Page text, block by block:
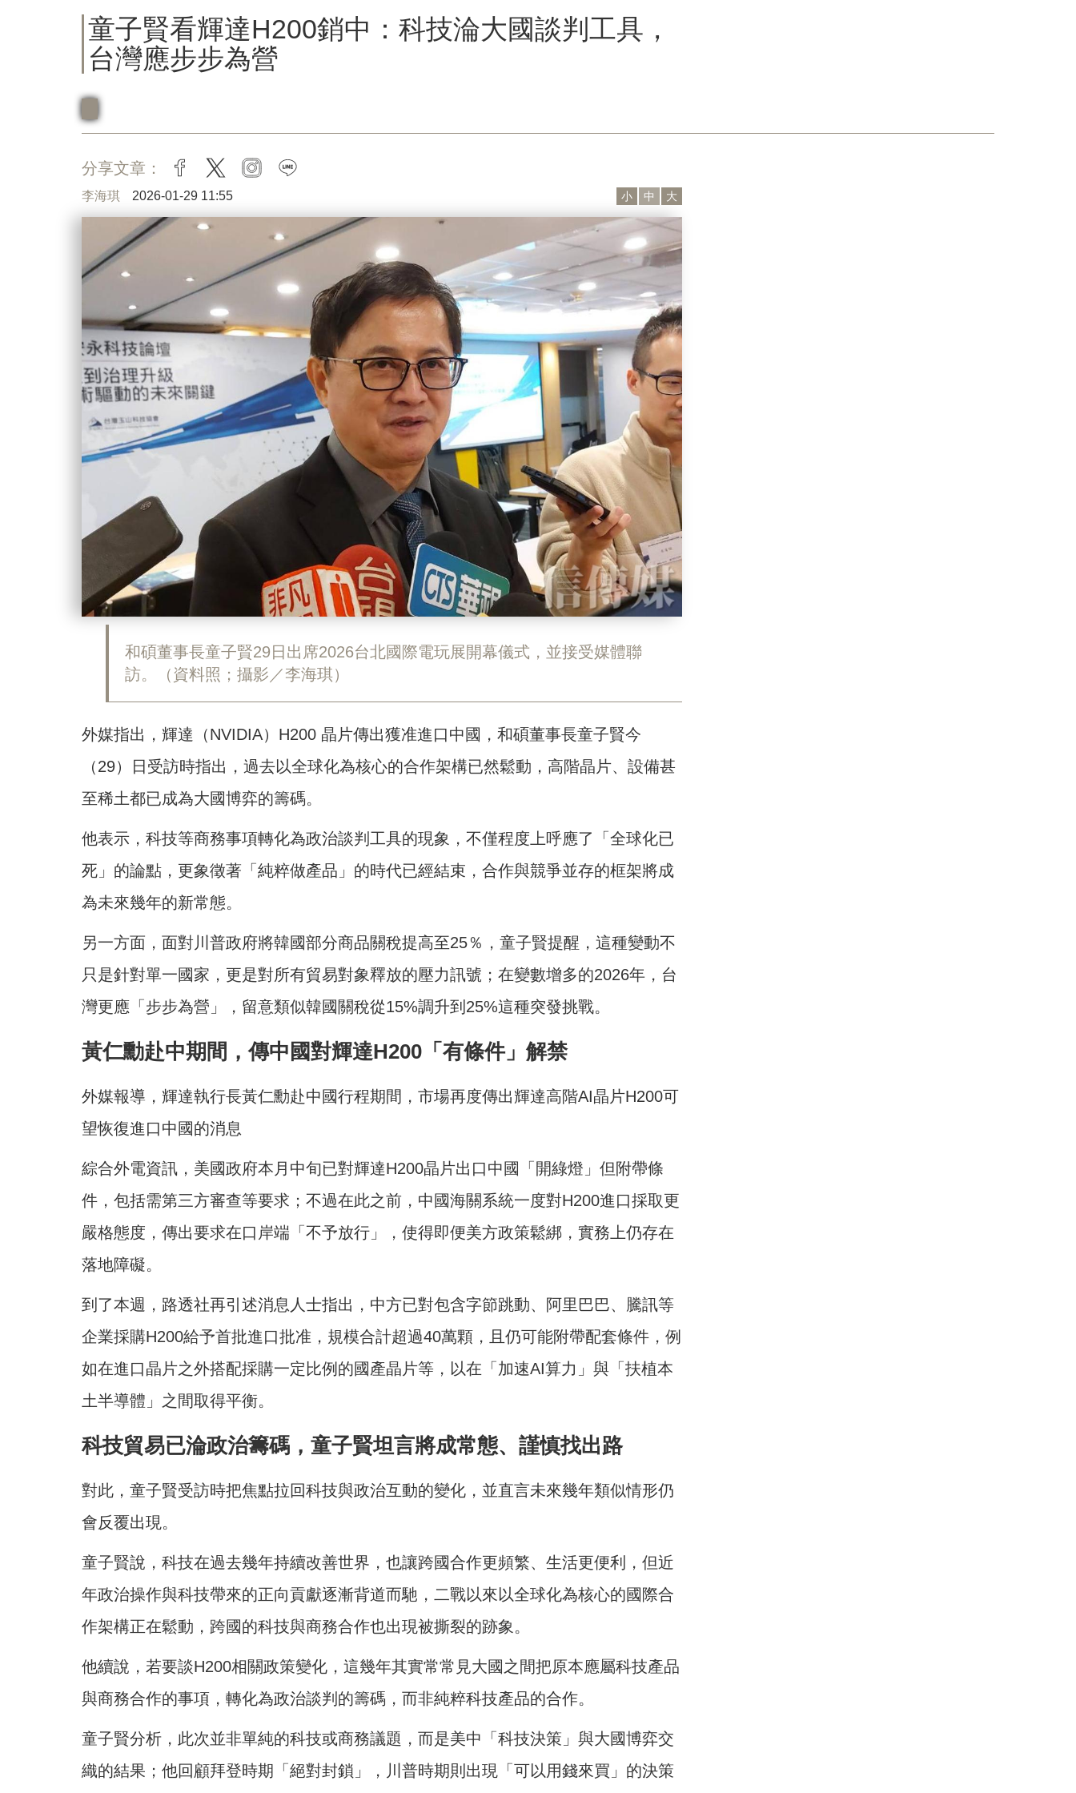
童子賢看輝達H200銷中：科技淪大國談判工具，
台灣應步步為營
分享文章： facebook
twitter instagram
李海琪 2026-01-29 11:55 小 中 大
和碩董事長童子賢29日出席2026台北國際電玩展開幕儀式，並接受媒體聯
訪。（資料照；攝影／李海琪）
外媒指出，輝達（NVIDIA）H200 晶片傳出獲准進口中國，和碩董事長童子賢今
（29）日受訪時指出，過去以全球化為核心的合作架構已然鬆動，高階晶片、設備甚
至稀土都已成為大國博弈的籌碼。
他表示，科技等商務事項轉化為政治談判工具的現象，不僅程度上呼應了「全球化已
死」的論點，更象徵著「純粹做產品」的時代已經結束，合作與競爭並存的框架將成
為未來幾年的新常態。
另一方面，面對川普政府將韓國部分商品關稅提高至25％，童子賢提醒，這種變動不
只是針對單一國家，更是對所有貿易對象釋放的壓力訊號；在變數增多的2026年，台
灣更應「步步為營」，留意類似韓國關稅從15%調升到25%這種突發挑戰。
黃仁勳赴中期間，傳中國對輝達H200「有條件」解禁
外媒報導，輝達執行長黃仁勳赴中國行程期間，市場再度傳出輝達高階AI晶片H200可
望恢復進口中國的消息
綜合外電資訊，美國政府本月中旬已對輝達H200晶片出口中國「開綠燈」但附帶條
件，包括需第三方審查等要求；不過在此之前，中國海關系統一度對H200進口採取更
嚴格態度，傳出要求在口岸端「不予放行」，使得即便美方政策鬆綁，實務上仍存在
落地障礙。
到了本週，路透社再引述消息人士指出，中方已對包含字節跳動、阿里巴巴、騰訊等
企業採購H200給予首批進口批准，規模合計超過40萬顆，且仍可能附帶配套條件，例
如在進口晶片之外搭配採購一定比例的國產晶片等，以在「加速AI算力」與「扶植本
土半導體」之間取得平衡。
科技貿易已淪政治籌碼，童子賢坦言將成常態、謹慎找出路
對此，童子賢受訪時把焦點拉回科技與政治互動的變化，並直言未來幾年類似情形仍
會反覆出現。
童子賢說，科技在過去幾年持續改善世界，也讓跨國合作更頻繁、生活更便利，但近
年政治操作與科技帶來的正向貢獻逐漸背道而馳，二戰以來以全球化為核心的國際合
作架構正在鬆動，跨國的科技與商務合作也出現被撕裂的跡象。
他續說，若要談H200相關政策變化，這幾年其實常常見大國之間把原本應屬科技產品
與商務合作的事項，轉化為政治談判的籌碼，而非純粹科技產品的合作。
童子賢分析，此次並非單純的科技或商務議題，而是美中「科技決策」與大國博弈交
織的結果；他回顧拜登時期「絕對封鎖」，川普時期則出現「可以用錢來買」的決策